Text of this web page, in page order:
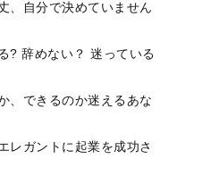
自分で決めていません
辞めない？ 迷っている
できるのか迷えるあな
ガントに起業を成功さ